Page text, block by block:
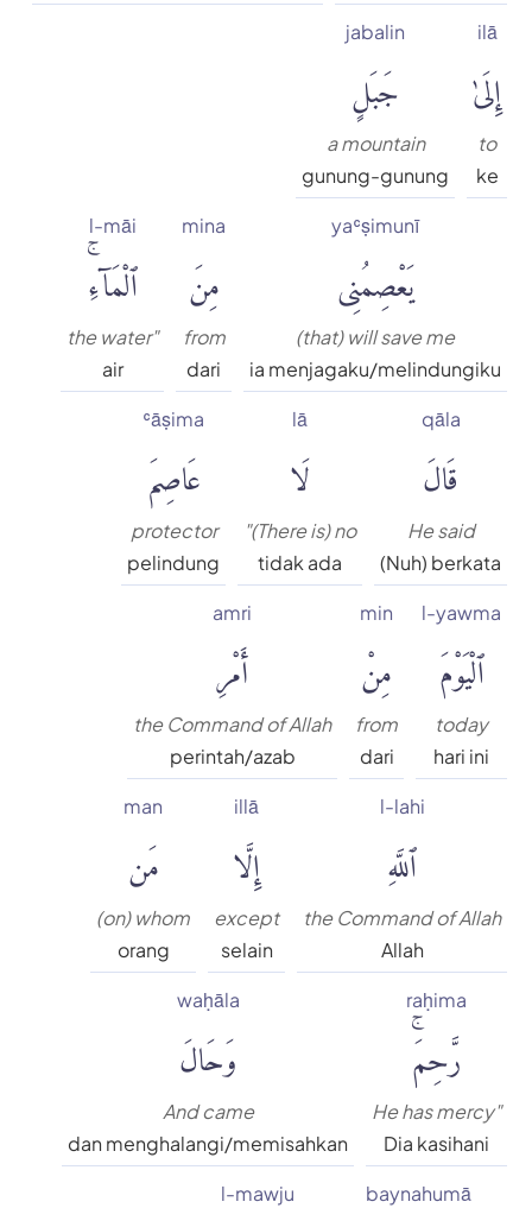
ilā
إِلَىٰ
to
ke
jabalin
جَبَلٍ
a mountain
gunung-gunung
yaʿṣimunī
يَعْصِمُنِى
(that) will save me
ia menjagaku/melindungiku
mina
مِنَ
from
dari
l-māi
ٱلْمَآءِۚ
the water"
air
qāla
قَالَ
He said
(Nuh) berkata
lā
لَا
"(There is) no
tidak ada
ʿāṣima
عَاصِمَ
protector
pelindung
l-yawma
ٱلْيَوْمَ
today
hari ini
min
مِنْ
from
dari
amri
أَمْرِ
the Command of Allah
perintah/azab
l-lahi
ٱللَّهِ
the Command of Allah
Allah
illā
إِلَّا
except
selain
man
مَن
(on) whom
orang
raḥima
رَّحِمَۚ
He has mercy"
Dia kasihani
waḥāla
وَحَالَ
And came
dan menghalangi/memisahkan
baynahumā
l-mawju